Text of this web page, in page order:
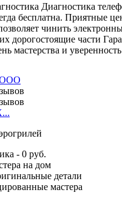
Диагностика
бесплатна. Приятные
чинить
дорогостоящие части
мастерства и
- 0 руб.
на дом
детали
мастера